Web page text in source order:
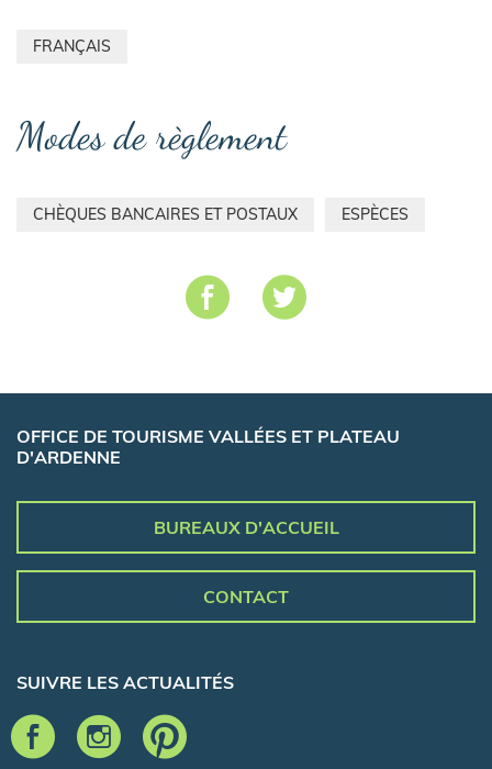
FRANÇAIS
Modes de règlement
CHÈQUES BANCAIRES ET POSTAUX ESPÈCES
OFFICE DE TOURISME VALLÉES ET PLATEAU
D'ARDENNE
BUREAUX D'ACCUEIL
CONTACT
SUIVRE LES ACTUALITÉS